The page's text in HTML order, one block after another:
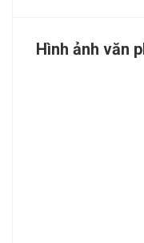
Hình ảnh văn